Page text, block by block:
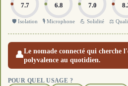
7.7
🛡️ Isolation
6.8
🎙️ Microphone
7.0
💪 Solidité ⚖️
👤Le nomade connecté qui cherche
polyvalence au quotidien.
POUR QUEL USAGE ?